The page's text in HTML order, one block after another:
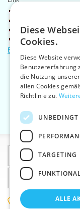
Zulassungsschein
Bescheinigung
EKO-KOM (cs, 110 kB)
Informationen
Warum sollten Sie
(+420) 585
Diese
Cookies.
Diese Website
Benutzererfahrung
die Nutzung
allen Cookies
Richtlinie zu.
UNBEDINGT
TARGETING
ALLE